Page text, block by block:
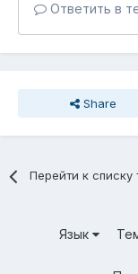
Ответить в
Share
Перейти к списку
Язык